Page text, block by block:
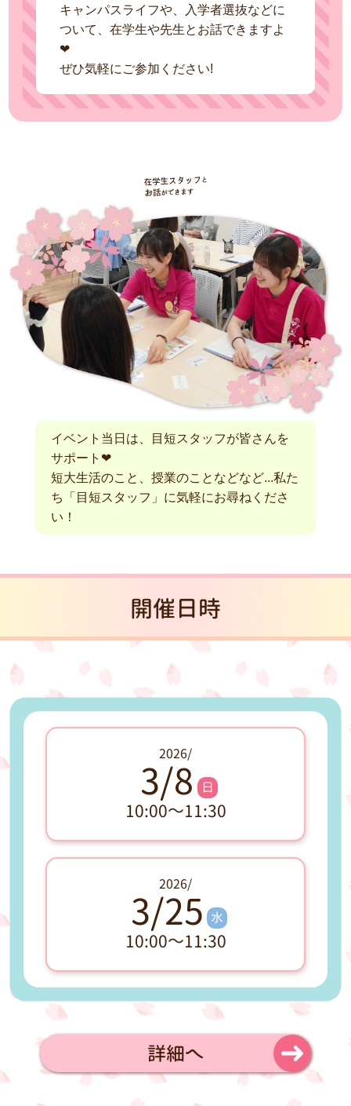
キャンパスライフや、入学者選抜などに
ついて、在学生や先生とお話できますよ
❤
ぜひ気軽にご参加ください!
イベント当日は、目短スタッフが皆さんを
サポート❤
短大生活のこと、授業のことなどなど...私た
ち「目短スタッフ」に気軽にお尋ねくださ
い！
開催日時
2026/
3/8 日
10:00～11:30
2026/
3/25 水
10:00～11:30
詳細へ